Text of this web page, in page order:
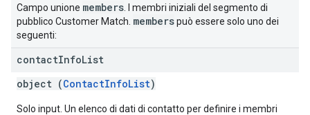
Campo unione members . I membri iniziali del segmento di
pubblico Customer Match. memberspuò essere solo uno dei
seguenti:
contactInfoList
object (ContactInfoList)
Solo input. Un elenco di dati di contatto per definire i membri